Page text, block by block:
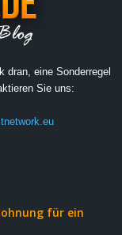
dran, eine Sonderregel
Sie uns:
für ein